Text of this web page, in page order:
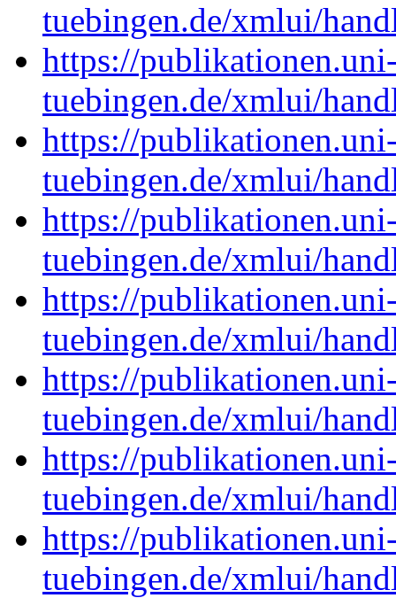
tuebingen.de/xmlui/
https://
tuebingen.de/xmlui/
https://
tuebingen.de/xmlui/
https://
tuebingen.de/xmlui/
https://
tuebingen.de/xmlui/
https://
tuebingen.de/xmlui/
https://
tuebingen.de/xmlui/
https://
tuebingen.de/xmlui/